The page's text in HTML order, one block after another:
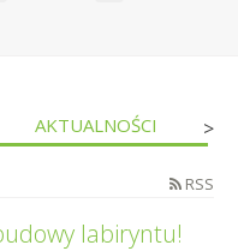
AKTUALNOŚCI >
RSS
labiryntu!